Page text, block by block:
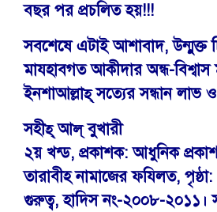
বছর পর প্রচলিত হয়!!!
সবশেষে এটাই আশাবাদ, উন্মুক্ত
মাযহাবগত আকীদার অন্ধ-
ইনশাআল্লাহ্ সত্যের সন্ধান লাভ
সহীহ্ আল্ বুখারী
২য় খন্ড, প্রকাশক: আধুনিক
তারাবীহ নামাজের ফযিলত,
গুরুত্ব, হাদিস নং-২০০৮-২০১১।